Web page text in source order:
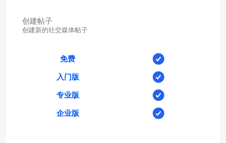
创建帖子
创建新的社交媒体帖子
免费
入门版
专业版
企业版